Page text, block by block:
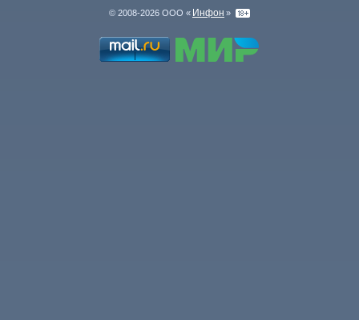
© 2008-2026 ООО « Инфон »